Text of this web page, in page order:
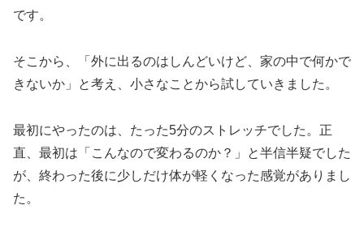
です。
そこから、「外に出るのはしんどいけど、家の中で何かで
きないか」と考え、小さなことから試していきました。
最初にやったのは、たった5分のストレッチでした。正
直、最初は「こんなので変わるのか？」と半信半疑でした
が、終わった後に少しだけ体が軽くなった感覚がありまし
た。